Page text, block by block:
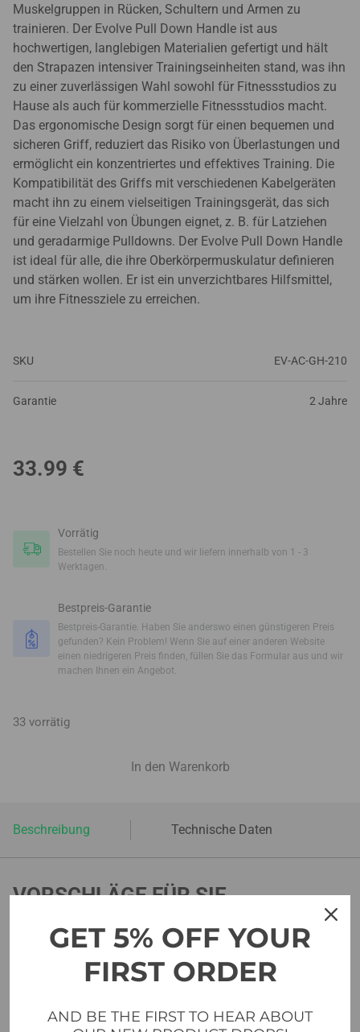
Muskelgruppen in Rücken, Schultern und Armen zu
trainieren. Der Evolve Pull Down Handle ist aus
hochwertigen, langlebigen Materialien gefertigt und hält
den Strapazen intensiver Trainingseinheiten stand, was ihn
zu einer zuverlässigen Wahl sowohl für Fitnessstudios zu
Hause als auch für kommerzielle Fitnessstudios macht.
Das ergonomische Design sorgt für einen bequemen und
sicheren Griff, reduziert das Risiko von Überlastungen und
ermöglicht ein konzentriertes und effektives Training. Die
Kompatibilität des Griffs mit verschiedenen Kabelgeräten
macht ihn zu einem vielseitigen Trainingsgerät, das sich
für eine Vielzahl von Übungen eignet, z. B. für Latziehen
und geradarmige Pulldowns. Der Evolve Pull Down Handle
ist ideal für alle, die ihre Oberkörpermuskulatur definieren
und stärken wollen. Er ist ein unverzichtbares Hilfsmittel,
um ihre Fitnessziele zu erreichen.
SKU EV-AC-GH-210
Garantie 2 Jahre
33.99 €
Vorrätig
Bestellen Sie noch heute und wir liefern innerhalb von 1 - 3
Werktagen.
Bestpreis-Garantie
Bestpreis-Garantie. Haben Sie anderswo einen günstigeren Preis
gefunden? Kein Problem! Wenn Sie auf einer anderen Website
einen niedrigeren Preis finden, füllen Sie das Formular aus und wir
machen Ihnen ein Angebot.
33 vorrätig
In den Warenkorb
Beschreibung Technische Daten
VORSCHLÄGE FÜR SIE
GET 5% OFF YOUR
FIRST ORDER
AND BE THE FIRST TO HEAR ABOUT